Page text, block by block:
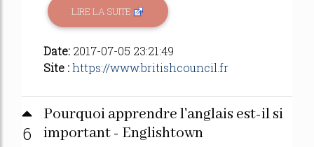
LIRE LA SUITE
Date: 2017-07-05 23:21:49
Site :https://www.britishcouncil.fr
6
Pourquoi apprendre l'anglais est-il si
important - Englishtown